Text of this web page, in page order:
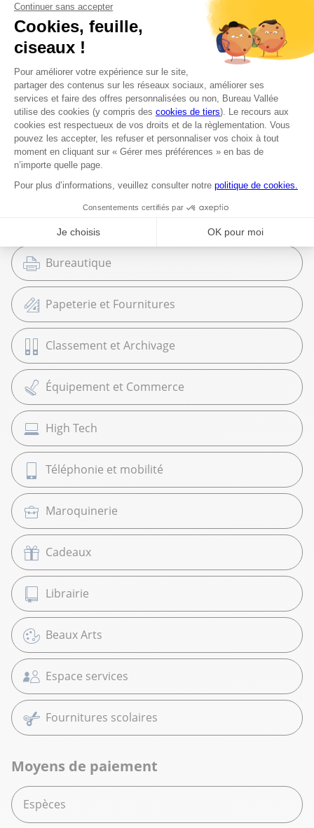
Top catégories
Cartouches et Toners
Bureautique
Papeterie et Fournitures
Classement et Archivage
Équipement et Commerce
High Tech
Téléphonie et mobilité
Maroquinerie
Cadeaux
Librairie
Beaux Arts
Espace services
Fournitures scolaires
Moyens de paiement
Espèces